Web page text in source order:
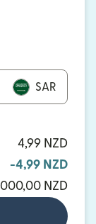
SAR
4,99 NZD
-4,99 NZD
NZD